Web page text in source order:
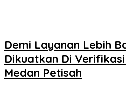
Demi Layanan Lebih
Dikuatkan Di Verifikasi
Medan Petisah